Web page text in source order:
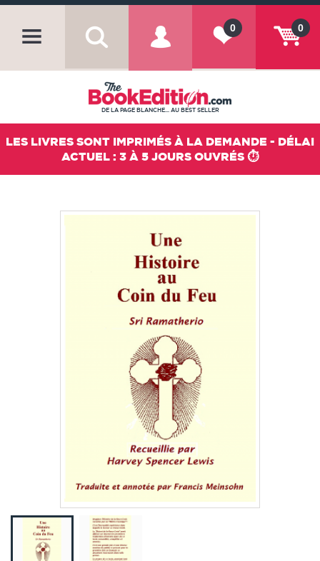
0
0
DE LA PAGE BLANCHE... AU BEST SELLER
LES LIVRES SONT IMPRIMÉS À LA DEMANDE - DÉLAI
ACTUEL : 3 À 5 JOURS OUVRÉS ⏱️